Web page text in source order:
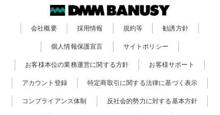
会社概要 採用情報 規約等 勧誘方針
個人情報保護宣言 サイトポリシー
お客様本位の業務運営に関する方針 お客様サポート
アカウント登録 特定商取引に関する法律に基づく表示
コンプライアンス体制 反社会的勢力に対する基本方針